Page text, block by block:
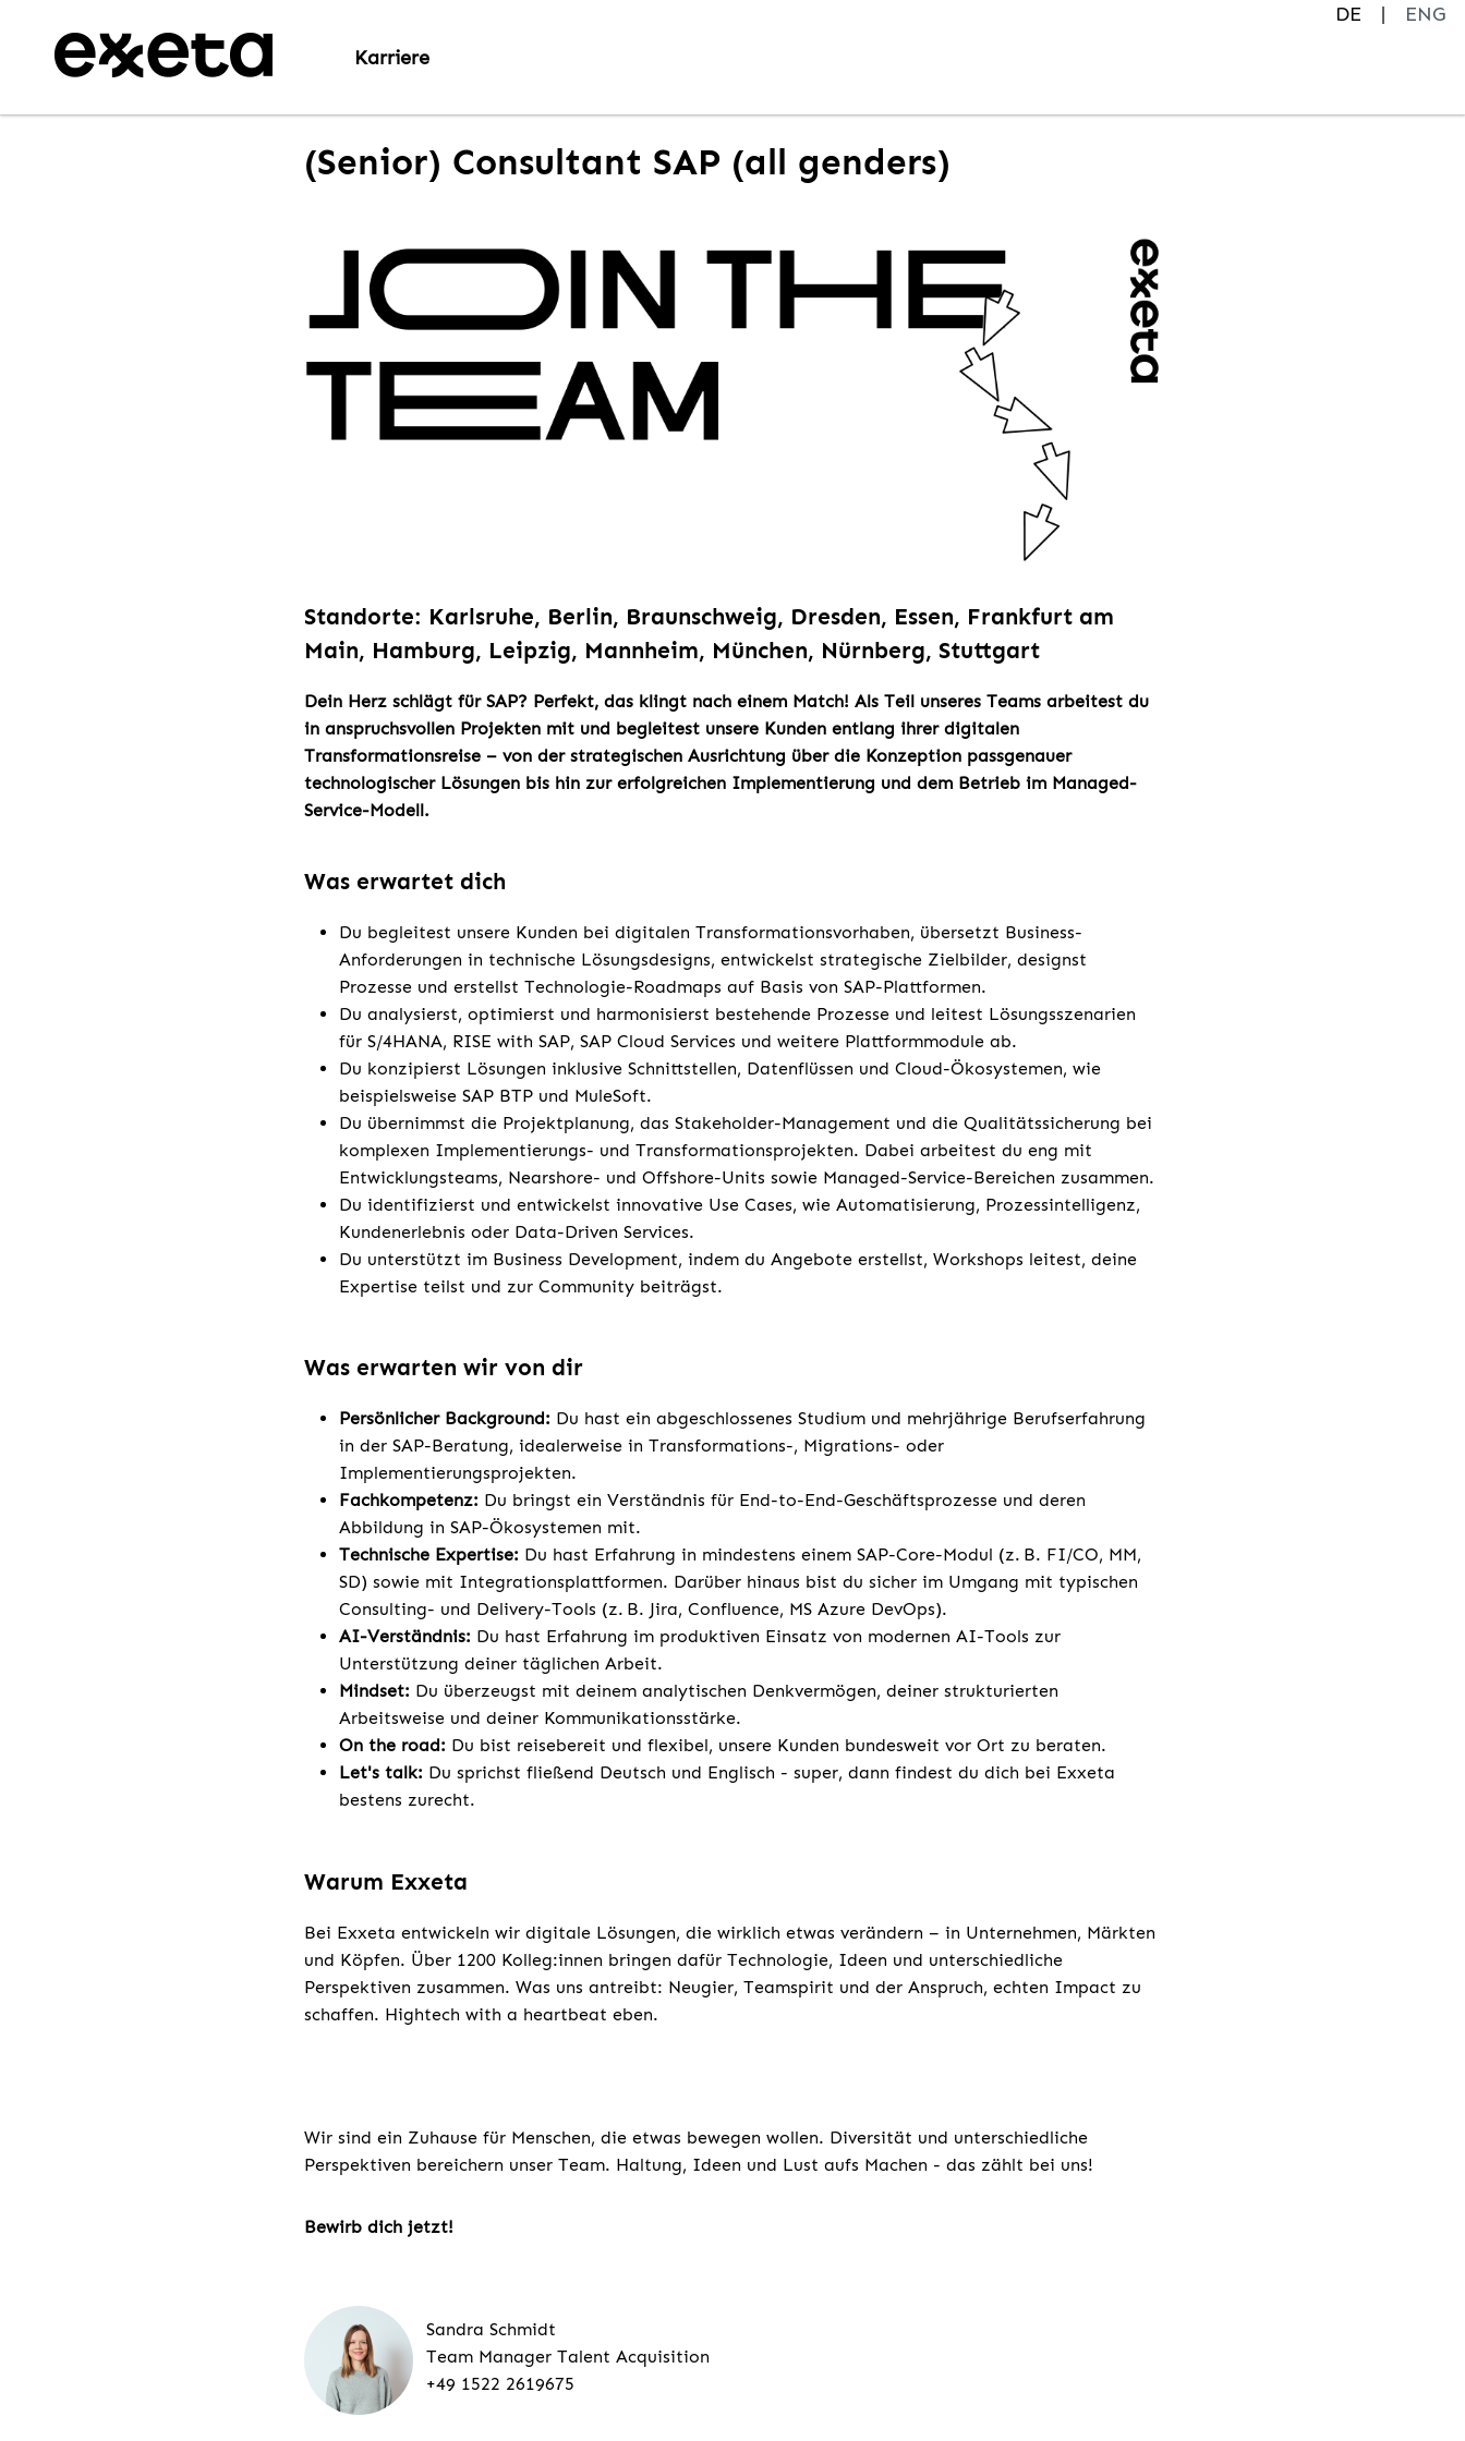
DE
ENG
Karriere
(Senior) Consultant SAP (all genders)
Standorte: Karlsruhe, Berlin, Braunschweig, Dresden, Essen, Frankfurt am
Main, Hamburg, Leipzig, Mannheim, München, Nürnberg, Stuttgart
Dein Herz schlägt für SAP? Perfekt, das klingt nach einem Match! Als Teil unseres Teams arbeitest du
in anspruchsvollen Projekten mit und begleitest unsere Kunden entlang ihrer digitalen
Transformationsreise – von der strategischen Ausrichtung über die Konzeption passgenauer
technologischer Lösungen bis hin zur erfolgreichen Implementierung und dem Betrieb im Managed-
Service-Modell.
Was erwartet dich
Du begleitest unsere Kunden bei digitalen Transformationsvorhaben, übersetzt Business-
Anforderungen in technische Lösungsdesigns, entwickelst strategische Zielbilder, designst
Prozesse und erstellst Technologie-Roadmaps auf Basis von SAP-Plattformen.
Du analysierst, optimierst und harmonisierst bestehende Prozesse und leitest Lösungsszenarien
für S/4HANA, RISE with SAP, SAP Cloud Services und weitere Plattformmodule ab.
Du konzipierst Lösungen inklusive Schnittstellen, Datenflüssen und Cloud-Ökosystemen, wie
beispielsweise SAP BTP und MuleSoft.
Du übernimmst die Projektplanung, das Stakeholder-Management und die Qualitätssicherung bei
komplexen Implementierungs- und Transformationsprojekten. Dabei arbeitest du eng mit
Entwicklungsteams, Nearshore- und Offshore-Units sowie Managed-Service-Bereichen zusammen.
Du identifizierst und entwickelst innovative Use Cases, wie Automatisierung, Prozessintelligenz,
Kundenerlebnis oder Data-Driven Services.
Du unterstützt im Business Development, indem du Angebote erstellst, Workshops leitest, deine
Expertise teilst und zur Community beiträgst.
Was erwarten wir von dir
Persönlicher Background: Du hast ein abgeschlossenes Studium und mehrjährige Berufserfahrung
in der SAP-Beratung, idealerweise in Transformations-, Migrations- oder
Implementierungsprojekten.
Fachkompetenz: Du bringst ein Verständnis für End-to-End-Geschäftsprozesse und deren
Abbildung in SAP-Ökosystemen mit.
Technische Expertise: Du hast Erfahrung in mindestens einem SAP-Core-Modul (z. B. FI/CO, MM,
SD) sowie mit Integrationsplattformen. Darüber hinaus bist du sicher im Umgang mit typischen
Consulting- und Delivery-Tools (z. B. Jira, Confluence, MS Azure DevOps).
AI-Verständnis: Du hast Erfahrung im produktiven Einsatz von modernen AI-Tools zur
Unterstützung deiner täglichen Arbeit.
Mindset: Du überzeugst mit deinem analytischen Denkvermögen, deiner strukturierten
Arbeitsweise und deiner Kommunikationsstärke.
On the road: Du bist reisebereit und flexibel, unsere Kunden bundesweit vor Ort zu beraten.
Let's talk: Du sprichst fließend Deutsch und Englisch - super, dann findest du dich bei Exxeta
bestens zurecht.
Warum Exxeta
Bei Exxeta entwickeln wir digitale Lösungen, die wirklich etwas verändern – in Unternehmen, Märkten
und Köpfen. Über 1200 Kolleg:innen bringen dafür Technologie, Ideen und unterschiedliche
Perspektiven zusammen. Was uns antreibt: Neugier, Teamspirit und der Anspruch, echten Impact zu
schaffen. Hightech with a heartbeat eben.
Wir sind ein Zuhause für Menschen, die etwas bewegen wollen. Diversität und unterschiedliche
Perspektiven bereichern unser Team. Haltung, Ideen und Lust aufs Machen - das zählt bei uns!
Bewirb dich jetzt!
Sandra Schmidt
Team Manager Talent Acquisition
+49 1522 2619675